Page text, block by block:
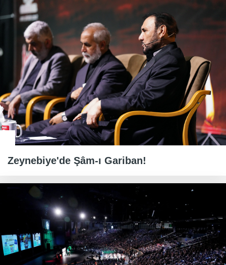
Zeynebiye'de Şâm-ı Gariban!